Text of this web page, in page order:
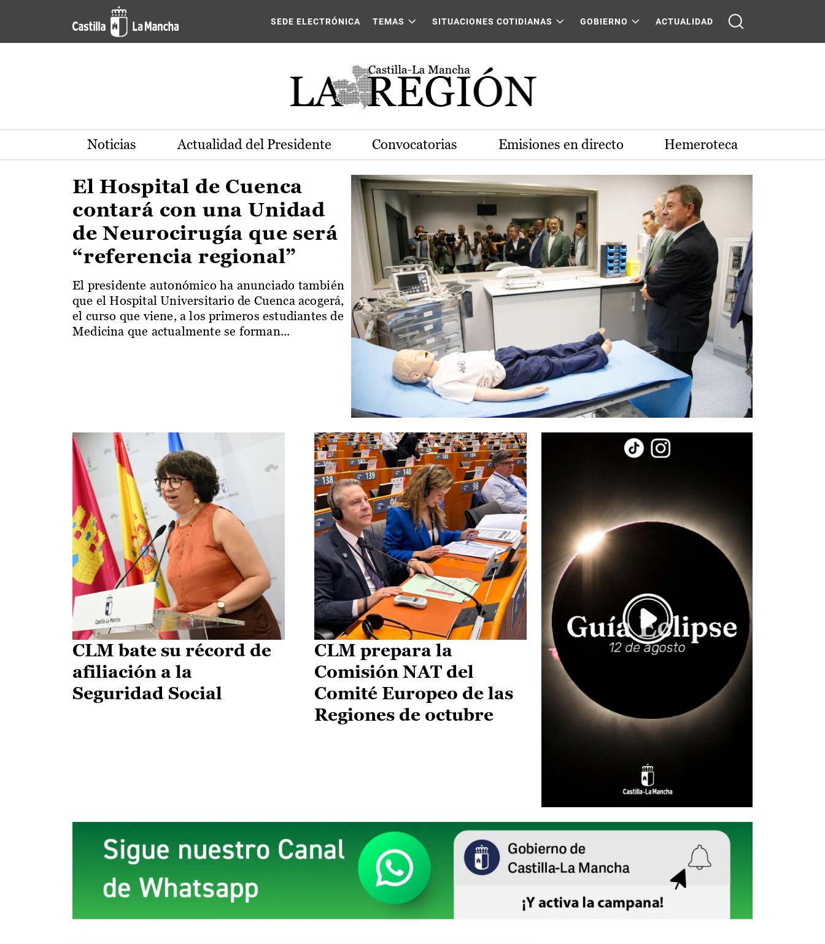
Pasar al contenido principal
Actualidad de la región de Castilla-La Mancha
SEDE ELECTRÓNICA TEMAS SITUACIONES COTIDIANAS GOBIERNO ACTUALIDAD
Noticias Actualidad del Presidente Convocatorias Emisiones en directo Hemeroteca
El Hospital de Cuenca
contará con una Unidad
de Neurocirugía que será
“referencia regional”
El presidente autonómico ha anunciado también
que el Hospital Universitario de Cuenca acogerá,
el curso que viene, a los primeros estudiantes de
Medicina que actualmente se forman...
CLM bate su récord de
afiliación a la
Seguridad Social
CLM prepara la
Comisión NAT del
Comité Europeo de las
Regiones de octubre